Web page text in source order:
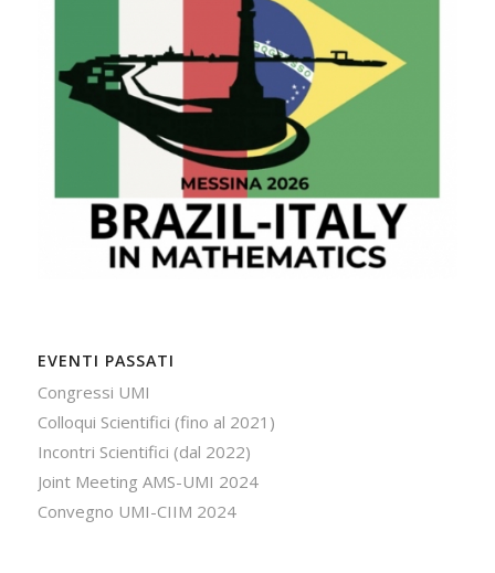
EVENTI PASSATI
Congressi UMI
Colloqui Scientifici (fino al 2021)
Incontri Scientifici (dal 2022)
Joint Meeting AMS-UMI 2024
Convegno UMI-CIIM 2024